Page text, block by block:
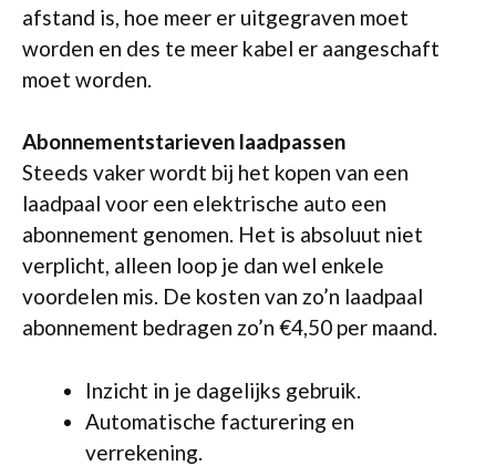
afstand is, hoe meer er uitgegraven moet
worden en des te meer kabel er aangeschaft
moet worden.
Abonnementstarieven laadpassen
Steeds vaker wordt bij het kopen van een
laadpaal voor een elektrische auto een
abonnement genomen. Het is absoluut niet
verplicht, alleen loop je dan wel enkele
voordelen mis. De kosten van zo’n laadpaal
abonnement bedragen zo’n €4,50 per maand.
Inzicht in je dagelijks gebruik.
Automatische facturering en
verrekening.